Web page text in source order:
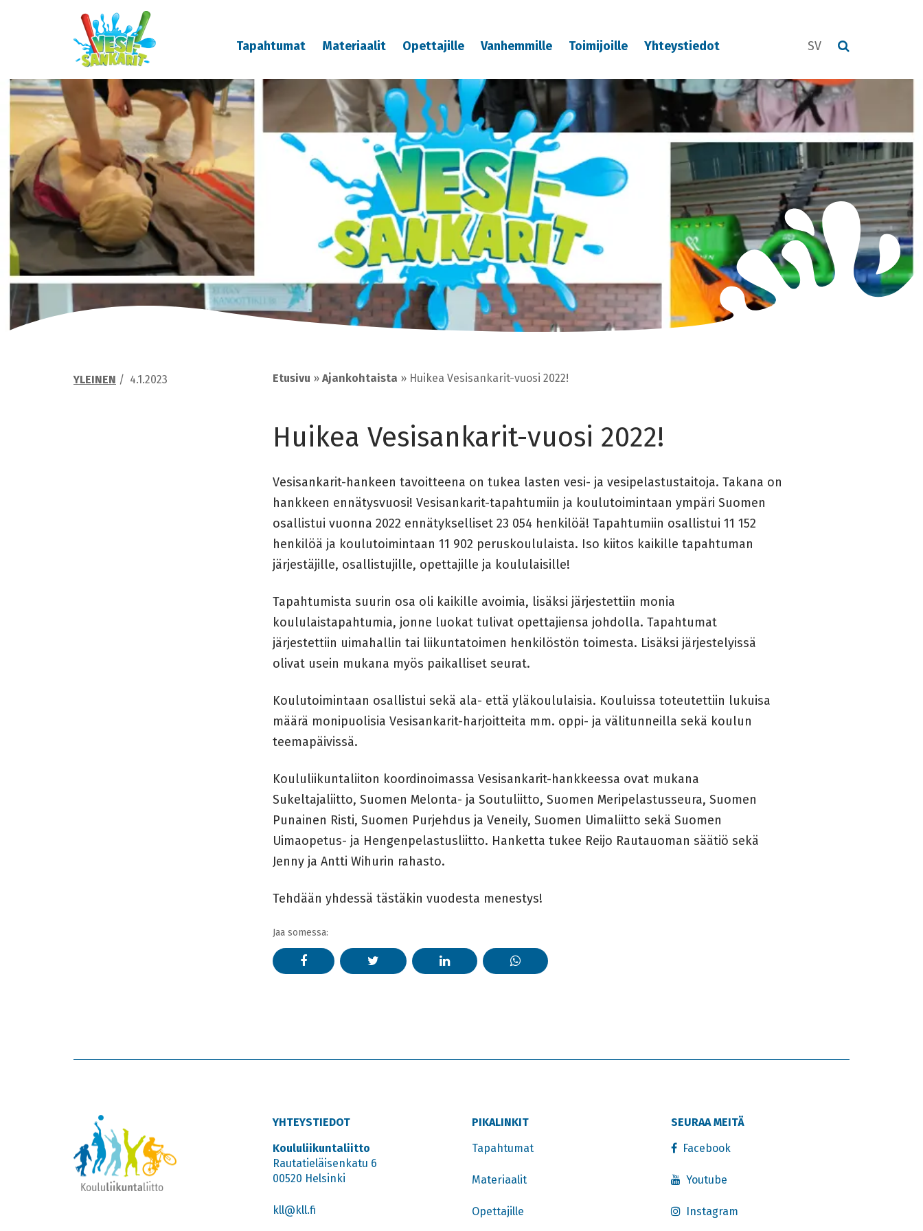
Tapahtumat Materiaalit Opettajille Vanhemmille Toimijoille Yhteystiedot SV
YLEINEN / 4.1.2023 Etusivu » Ajankohtaista » Huikea Vesisankarit-vuosi 2022!
Huikea Vesisankarit-vuosi 2022!
Vesisankarit-hankeen tavoitteena on tukea lasten vesi- ja vesipelastustaitoja. Takana on
hankkeen ennätysvuosi! Vesisankarit-tapahtumiin ja koulutoimintaan ympäri Suomen
osallistui vuonna 2022 ennätykselliset 23 054 henkilöä! Tapahtumiin osallistui 11 152
henkilöä ja koulutoimintaan 11 902 peruskoululaista. Iso kiitos kaikille tapahtuman
järjestäjille, osallistujille, opettajille ja koululaisille!
Tapahtumista suurin osa oli kaikille avoimia, lisäksi järjestettiin monia
koululaistapahtumia, jonne luokat tulivat opettajiensa johdolla. Tapahtumat
järjestettiin uimahallin tai liikuntatoimen henkilöstön toimesta. Lisäksi järjestelyissä
olivat usein mukana myös paikalliset seurat.
Koulutoimintaan osallistui sekä ala- että yläkoululaisia. Kouluissa toteutettiin lukuisa
määrä monipuolisia Vesisankarit-harjoitteita mm. oppi- ja välitunneilla sekä koulun
teemapäivissä.
Koululiikuntaliiton koordinoimassa Vesisankarit-hankkeessa ovat mukana
Sukeltajaliitto, Suomen Melonta- ja Soutuliitto, Suomen Meripelastusseura, Suomen
Punainen Risti, Suomen Purjehdus ja Veneily, Suomen Uimaliitto sekä Suomen
Uimaopetus- ja Hengenpelastusliitto. Hanketta tukee Reijo Rautauoman säätiö sekä
Jenny ja Antti Wihurin rahasto.
Tehdään yhdessä tästäkin vuodesta menestys!
Jaa somessa:
YHTEYSTIEDOT
Koululiikuntaliitto
Rautatieläisenkatu 6
00520 Helsinki
kll@kll.fi
PIKALINKIT
Tapahtumat
Materiaalit
Opettajille
SEURAA MEITÄ
Facebook
Youtube
Instagram